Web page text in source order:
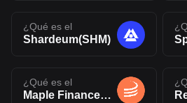
¿Qué es el
Shardeum(SHM)
¿Qué es el
Maple Finance(SYRUP)